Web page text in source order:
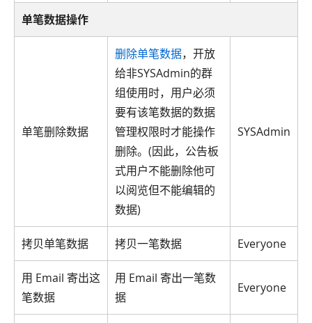
单笔数据操作
单笔删除数据
删除单笔数据，开放
给非SYSAdmin的群
组使用时，用户必须
要有该笔数据的数据
管理权限时才能操作
删除。(因此，公告板
式用户不能删除他可
以阅览但不能编辑的
数据)
SYSAdmin
拷贝单笔数据 拷贝一笔数据 Everyone
用 Email 寄出这
笔数据
用 Email 寄出一笔数
据
Everyone